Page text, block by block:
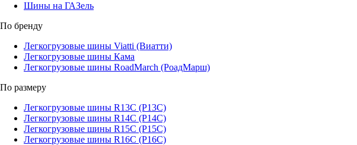
Шины на ГАЗель
По бренду
Легкогрузовые шины Viatti (Виатти)
Легкогрузовые шины Кама
Легкогрузовые шины RoadMarch (РоадМарш)
По размеру
Легкогрузовые шины R13C (Р13С)
Легкогрузовые шины R14C (Р14С)
Легкогрузовые шины R15C (Р15С)
Легкогрузовые шины R16C (Р16С)